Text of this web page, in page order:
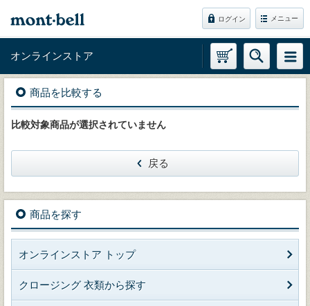
ログイン メニュー
オンラインストア
商品を比較する
比較対象商品が選択されていません
戻る
商品を探す
オンラインストア トップ
クロージング 衣類から探す